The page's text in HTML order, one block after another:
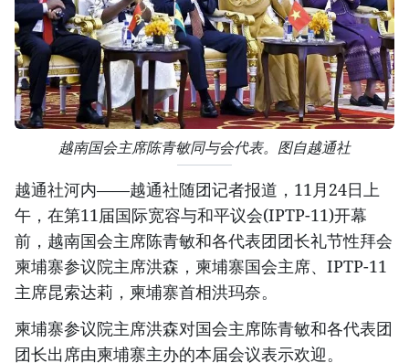
越南国会主席陈青敏同与会代表。图自越通社
越通社河内——越通社随团记者报道，11月24日上
午，在第11届国际宽容与和平议会(IPTP-11)开幕
前，越南国会主席陈青敏和各代表团团长礼节性拜会
柬埔寨参议院主席洪森，柬埔寨国会主席、IPTP-11
主席昆索达莉，柬埔寨首相洪玛奈。
柬埔寨参议院主席洪森对国会主席陈青敏和各代表团
团长出席由柬埔寨主办的本届会议表示欢迎。